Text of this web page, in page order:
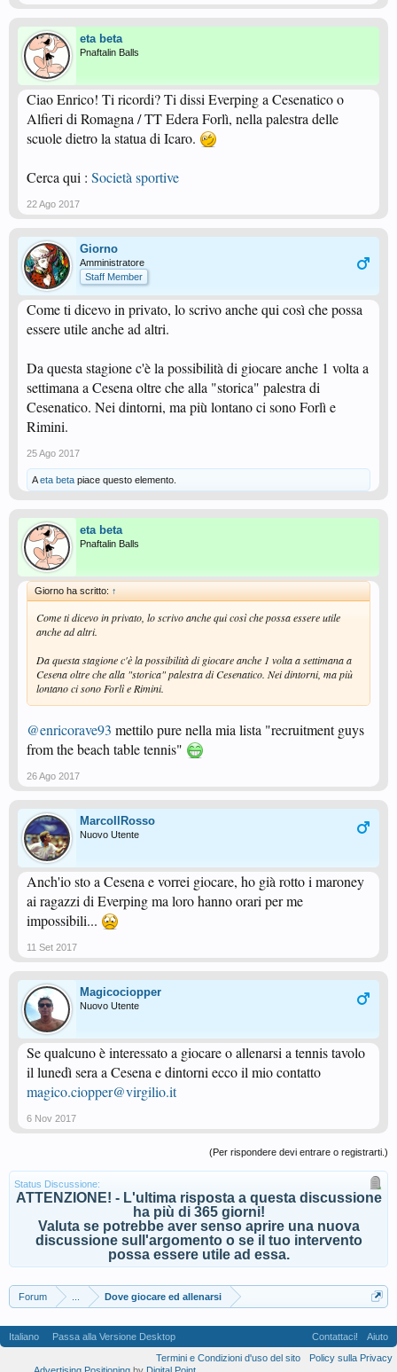
eta beta
Pnaftalin Balls
Ciao Enrico! Ti ricordi? Ti dissi Everping a Cesenatico o
Alfieri di Romagna / TT Edera Forlì, nella palestra delle
scuole dietro la statua di Icaro.
Cerca qui : Società sportive
22 Ago 2017
Giorno
Amministratore
Staff Member
Come ti dicevo in privato, lo scrivo anche qui così che possa
essere utile anche ad altri.
Da questa stagione c'è la possibilità di giocare anche 1 volta a
settimana a Cesena oltre che alla "storica" palestra di
Cesenatico. Nei dintorni, ma più lontano ci sono Forlì e
Rimini.
25 Ago 2017
Aeta beta piace questo elemento.
eta beta
Pnaftalin Balls
Giorno ha scritto: ↑
Come ti dicevo in privato, lo scrivo anche qui così che possa essere utile
anche ad altri.
Da questa stagione c'è la possibilità di giocare anche 1 volta a settimana a
Cesena oltre che alla "storica" palestra di Cesenatico. Nei dintorni, ma più
lontano ci sono Forlì e Rimini.
@enricorave93 mettilo pure nella mia lista "recruitment guys
from the beach table tennis"
26 Ago 2017
MarcoIlRosso
Nuovo Utente
Anch'io sto a Cesena e vorrei giocare, ho già rotto i maroney
ai ragazzi di Everping ma loro hanno orari per me
impossibili...
11 Set 2017
Magicociopper
Nuovo Utente
Se qualcuno è interessato a giocare o allenarsi a tennis tavolo
il lunedì sera a Cesena e dintorni ecco il mio contatto
magico.ciopper@virgilio.it
6 Nov 2017
(Per rispondere devi entrare o registrarti.)
Status Discussione:
ATTENZIONE! - L'ultima risposta a questa discussione
ha più di 365 giorni!
Valuta se potrebbe aver senso aprire una nuova
discussione sull'argomento o se il tuo intervento
possa essere utile ad essa.
Forum Dove giocare ed allenarsi
Italiano Passa alla Versione Desktop Contattaci!
Aiuto
Termini e Condizioni d'uso del sito
Policy sulla Privacy